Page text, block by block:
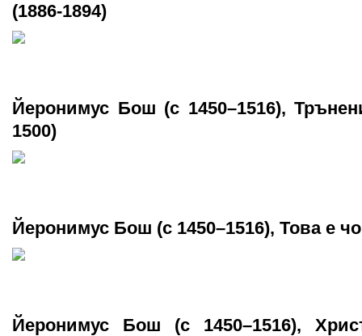
(1886-1894)
Йеронимус Бош (c 1450–1516),
1500)
Йеронимус Бош (c 1450–1516), Това е
Йеронимус Бош (c 1450–1516),